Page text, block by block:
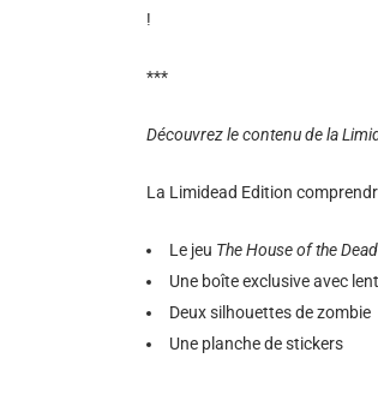
!
***
Découvrez le contenu de la
La Limidead Edition
Le jeu The House of the
Une boîte exclusive avec
Deux silhouettes de zombie
Une planche de stickers